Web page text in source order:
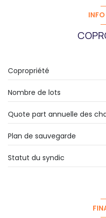
quartier Hyper Centre,
Copropriété
Nombre de lots
Quote part annuelle des
Plan de sauvegarde
Statut du syndic